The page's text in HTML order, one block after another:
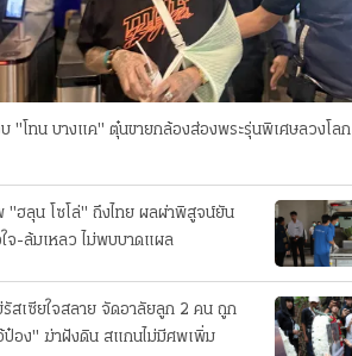
"โทน บางแค" ตุ๋นขายกล้องส่องพระรุ่นพิเศษลวงโลก
"ฮลุน โซโล่" ถึงไทย ผลผ่าพิสูจน์ยัน
จ-ล้มเหลว ไม่พบบาดแผล
สเซียใจสลาย จัดอาลัยลูก 2 คน ถูก
ป๋อง" ฆ่าฝังดิน สแกนไม่มีศพเพิ่ม